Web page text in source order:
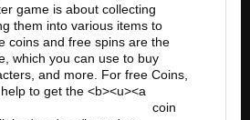
game is about collecting
them into various items to
coins and free spins are the
which you can use to buy
and more. For free Coins,
to get the <b><u><a
coin